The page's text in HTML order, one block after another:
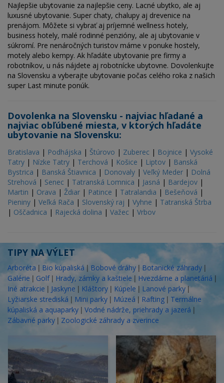
Najlepšie ubytovanie za najlepšie ceny. Lacné ubytko, ale aj
luxusné ubytovanie. Super chaty, chalupy aj drevenice na
prenájom. Môžete si vybrať aj príjemné wellness hotely,
business hotely, malé rodinné penzióny, ale aj ubytovanie v
súkromí. Pre nenáročných turistov máme v ponuke hostely,
motely alebo kempy. Ak hľadáte ubytovanie pre firmy a
robotníkov, u nás nájdete aj robotnícke ubytovne. Dovolenkujte
na Slovensku a vyberajte ubytovanie počas celého roka z našich
super Last minute ponúk.
Dovolenka na Slovensku - najviac hľadané a
najviac obľúbené miesta, v ktorých hľadáte
ubytovanie na Slovensku:
Bratislava | Podhájska | Štúrovo | Zuberec | Bojnice | Vysoké
Tatry | Nízke Tatry | Terchová | Košice | Liptov | Banská
Bystrica | Banská Štiavnica | Donovaly | Veľký Meder | Dolná
Strehová | Senec | Tatranská Lomnica | Jasná | Bardejov |
Martin | Orava | Ždiar | Patince | Tatralandia | Bešeňová |
Pieniny | Veľká Rača | Slovenský raj | Vyhne | Tatranská Štrba
| Oščadnica | Rajecká dolina | Važec | Vrbov
TIPY NA VÝLET
Arboréta | Bio kúpaliská | Bobové dráhy | Botanické záhrady |
Galérie | Golf| Hrady, zámky a kaštiele | Hvezdárne a planetáriá |
Iné atrakcie | Jaskyne | Kláštory | Kúpele | Lanové parky |
Lyžiarske strediská | Mini parky | Múzeá | Rafting | Termálne
kúpaliská a aquaparky | Vodné nádrže, priehrady a jazerá |
Zábavné parky | Zoologické záhrady a zverince